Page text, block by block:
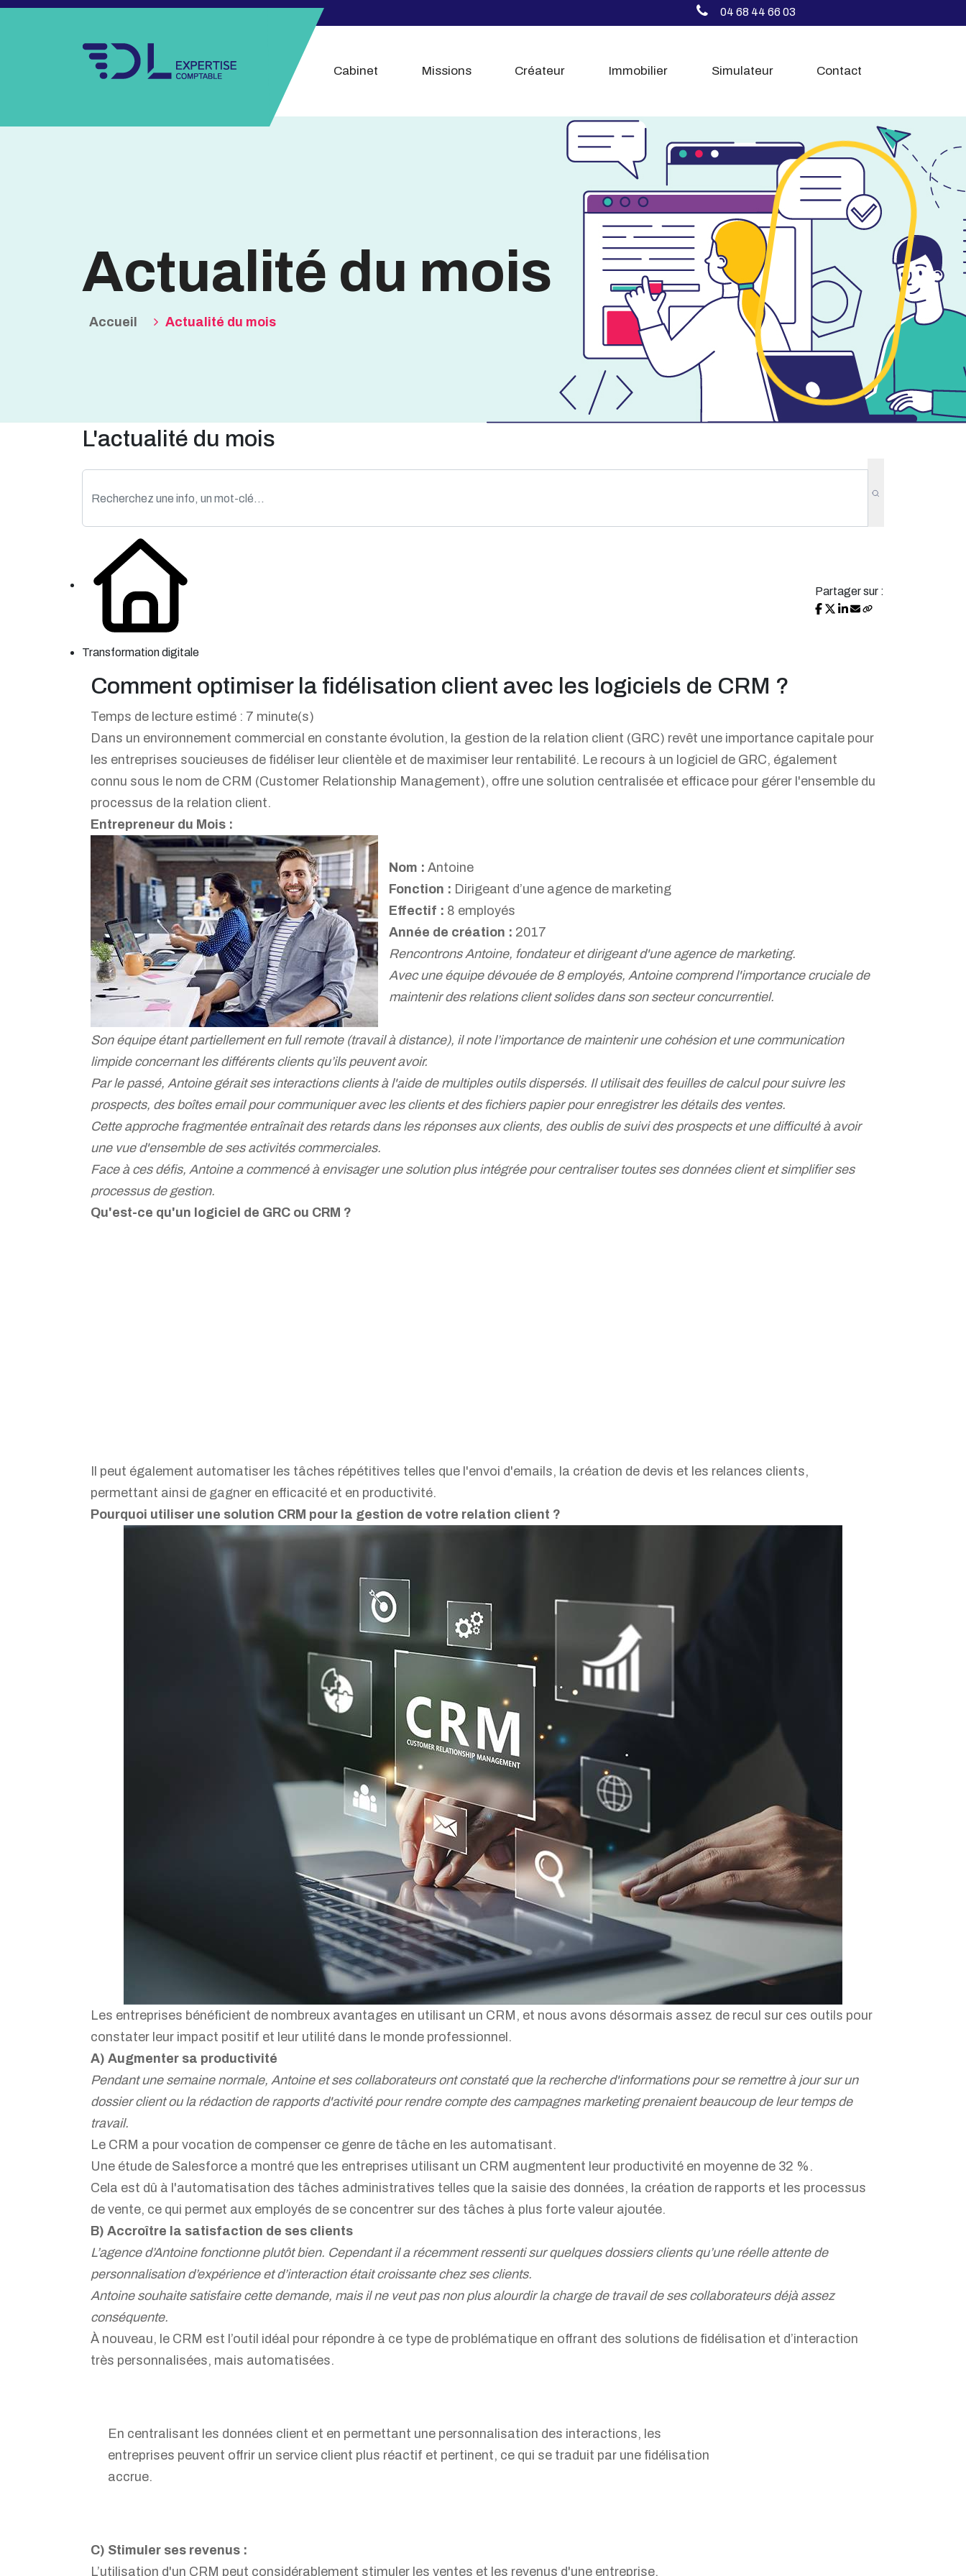
04 68 44 66 03
Cabinet Missions Créateur Immobilier Simulateur Contact
Actualité du mois
Accueil Actualité du mois
L'actualité du mois
Transformation digitale
Partager sur :
Comment optimiser la fidélisation client avec les logiciels de CRM ?
Temps de lecture estimé : 7 minute(s)
Dans un environnement commercial en constante évolution, la gestion de la relation client (GRC) revêt une importance capitale pour
les entreprises soucieuses de fidéliser leur clientèle et de maximiser leur rentabilité. Le recours à un logiciel de GRC, également
connu sous le nom de CRM (Customer Relationship Management), offre une solution centralisée et efficace pour gérer l'ensemble du
processus de la relation client.
Entrepreneur du Mois :
Nom : Antoine
Fonction : Dirigeant d’une agence de marketing
Effectif : 8 employés
Année de création : 2017
Rencontrons Antoine, fondateur et dirigeant d'une agence de marketing.
Avec une équipe dévouée de 8 employés, Antoine comprend l'importance cruciale de
maintenir des relations client solides dans son secteur concurrentiel.
Son équipe étant partiellement en full remote (travail à distance), il note l’importance de maintenir une cohésion et une communication
limpide concernant les différents clients qu’ils peuvent avoir.
Par le passé, Antoine gérait ses interactions clients à l'aide de multiples outils dispersés. Il utilisait des feuilles de calcul pour suivre les
prospects, des boîtes email pour communiquer avec les clients et des fichiers papier pour enregistrer les détails des ventes.
Cette approche fragmentée entraînait des retards dans les réponses aux clients, des oublis de suivi des prospects et une difficulté à avoir
une vue d'ensemble de ses activités commerciales.
Face à ces défis, Antoine a commencé à envisager une solution plus intégrée pour centraliser toutes ses données client et simplifier ses
processus de gestion.
Qu'est-ce qu'un logiciel de GRC ou CRM ?
Il peut également automatiser les tâches répétitives telles que l'envoi d'emails, la création de devis et les relances clients,
permettant ainsi de gagner en efficacité et en productivité.
Pourquoi utiliser une solution CRM pour la gestion de votre relation client ?
Les entreprises bénéficient de nombreux avantages en utilisant un CRM, et nous avons désormais assez de recul sur ces outils pour
constater leur impact positif et leur utilité dans le monde professionnel.
A) Augmenter sa productivité
Pendant une semaine normale, Antoine et ses collaborateurs ont constaté que la recherche d'informations pour se remettre à jour sur un
dossier client ou la rédaction de rapports d'activité pour rendre compte des campagnes marketing prenaient beaucoup de leur temps de
travail.
Le CRM a pour vocation de compenser ce genre de tâche en les automatisant.
Une étude de Salesforce a montré que les entreprises utilisant un CRM augmentent leur productivité en moyenne de 32 %.
Cela est dû à l'automatisation des tâches administratives telles que la saisie des données, la création de rapports et les processus
de vente, ce qui permet aux employés de se concentrer sur des tâches à plus forte valeur ajoutée.
B) Accroître la satisfaction de ses clients
L’agence d’Antoine fonctionne plutôt bien. Cependant il a récemment ressenti sur quelques dossiers clients qu’une réelle attente de
personnalisation d’expérience et d’interaction était croissante chez ses clients.
Antoine souhaite satisfaire cette demande, mais il ne veut pas non plus alourdir la charge de travail de ses collaborateurs déjà assez
conséquente.
À nouveau, le CRM est l’outil idéal pour répondre à ce type de problématique en offrant des solutions de fidélisation et d’interaction
très personnalisées, mais automatisées.
En centralisant les données client et en permettant une personnalisation des interactions, les
entreprises peuvent offrir un service client plus réactif et pertinent, ce qui se traduit par une fidélisation
accrue.
C) Stimuler ses revenus :
L’utilisation d'un CRM peut considérablement stimuler les ventes et les revenus d'une entreprise.